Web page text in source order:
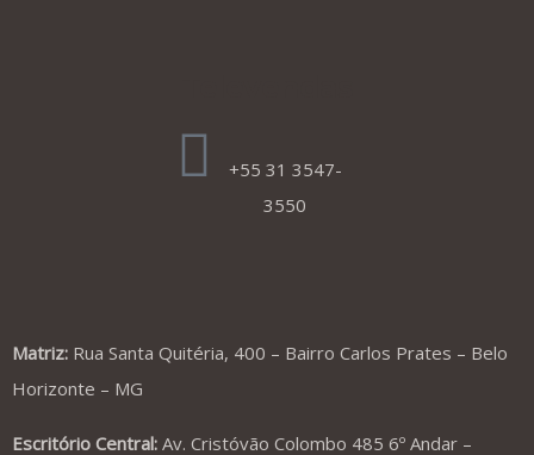
+55 31 3547-
3550
Matriz: Rua Santa Quitéria, 400 – Bairro Carlos Prates – Belo
Horizonte – MG
Escritório Central: Av. Cristóvão Colombo 485 6º Andar –